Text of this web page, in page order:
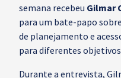
semana recebeu Gilmar
para um bate-papo
de planejamento e
para diferentes
Durante a entrevista,